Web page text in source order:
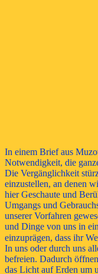
In einem Brief aus
Notwendigkeit, die
Die Vergänglichkeit
einzustellen, an denen
hier Geschaute und
Umgangs und
unserer Vorfahren
und Dinge von uns in
einzuprägen, dass ihr
In uns oder durch uns
befreien. Dadurch
das Licht auf Erden um